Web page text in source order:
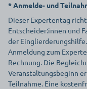
* Anmelde- und
Dieser Expertentag
Entscheider:innen und
der Einglierderungshilfe.
Anmeldung zum
Rechnung. Die
Veranstaltungsbeginn
Teilnahme. Eine